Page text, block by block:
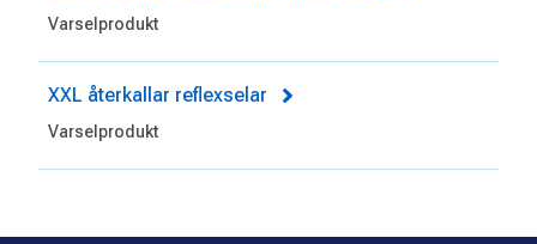
Varselprodukt
XXL återkallar reflexselar
Varselprodukt